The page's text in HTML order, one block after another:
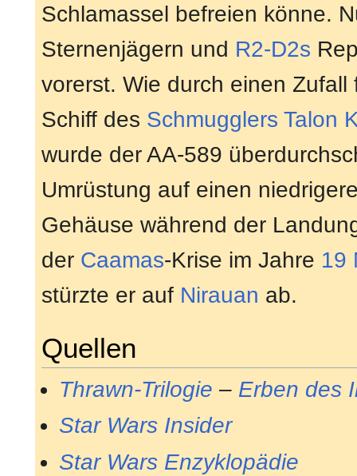
Schlamassel befreien könne.
Sternenjägern und R2-D2s
vorerst. Wie durch einen
Schiff des Schmugglers Talon
wurde der AA-589
Umrüstung auf einen
Gehäuse während der
der Caamas-Krise im Jahre 19
stürzte er auf Nirauan ab.
Quellen
Thrawn-Trilogie – Erben des
Star Wars Insider
Star Wars Enzyklopädie